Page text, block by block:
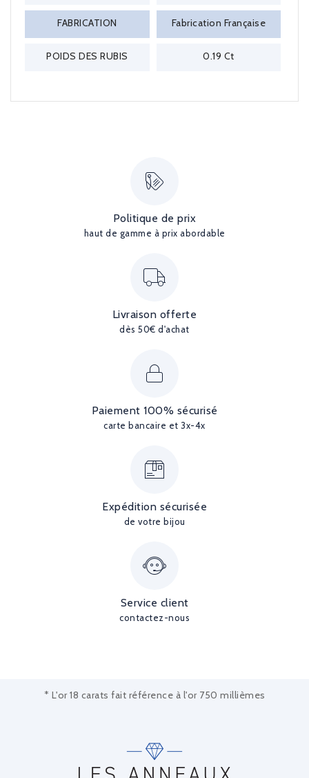
FABRICATION Fabrication Française
POIDS DES RUBIS 0.19 Ct
Politique de prix
haut de gamme à prix abordable
Livraison offerte
dès 50€ d'achat
Paiement 100% sécurisé
carte bancaire et 3x-4x
Expédition sécurisée
de votre bijou
Service client
contactez-nous
* L'or 18 carats fait référence à l'or 750 millièmes